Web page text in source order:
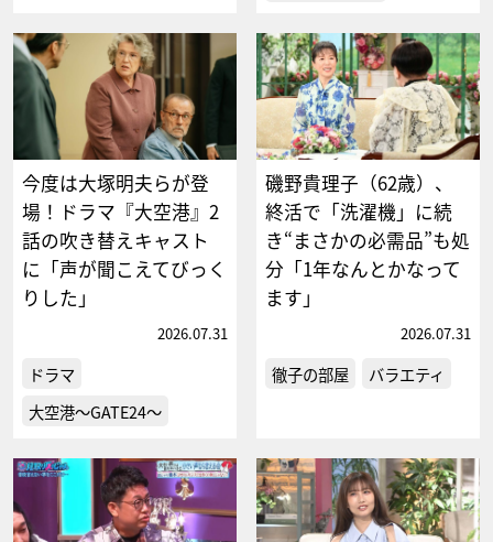
今度は大塚明夫らが登
場！ドラマ『大空港』2
話の吹き替えキャスト
に「声が聞こえてびっく
りした」
2026.07.31
ドラマ
大空港～GATE24～
磯野貴理子（62歳）、
終活で「洗濯機」に続
き“まさかの必需品”も処
分「1年なんとかなって
ます」
2026.07.31
徹子の部屋 バラエティ